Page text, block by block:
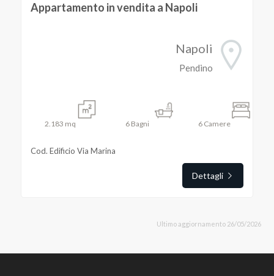
Appartamento in vendita a Napoli
Napoli
Pendino
2.183 mq 6Bagni 6Camere
Cod. Edificio Via Marina
Dettagli
Ultimo aggiornamento 26/05/2026